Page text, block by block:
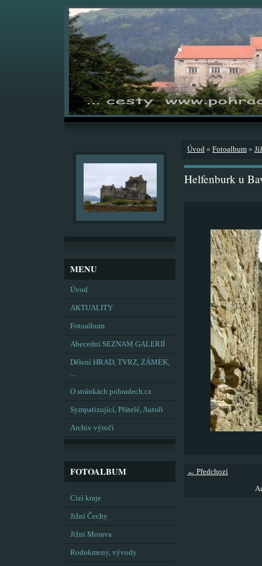
MENU
Úvod
AKTUALITY
Fotoalbum
Abecední SEZNAM GALERIÍ
Dělení HRAD, TVRZ, ZÁMEK,
...
O stránkách pohradech.cz
Sympatizující, Přátelé, Autoři
Archiv výročí
FOTOALBUM
Cizí kraje
Jižní Čechy
Jižní Morava
Rodokmeny, vývody
Úvod » Fotoalbum »
Helfenburk u
← Předchozí